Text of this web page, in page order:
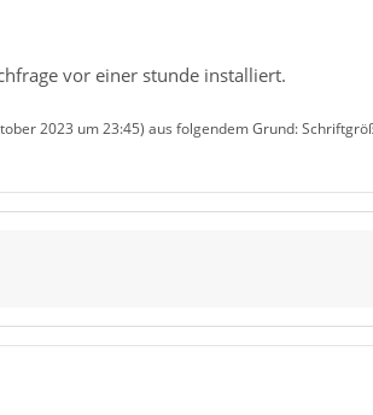
vor einer stunde installiert.
2023 um 23:45) aus folgendem Grund: